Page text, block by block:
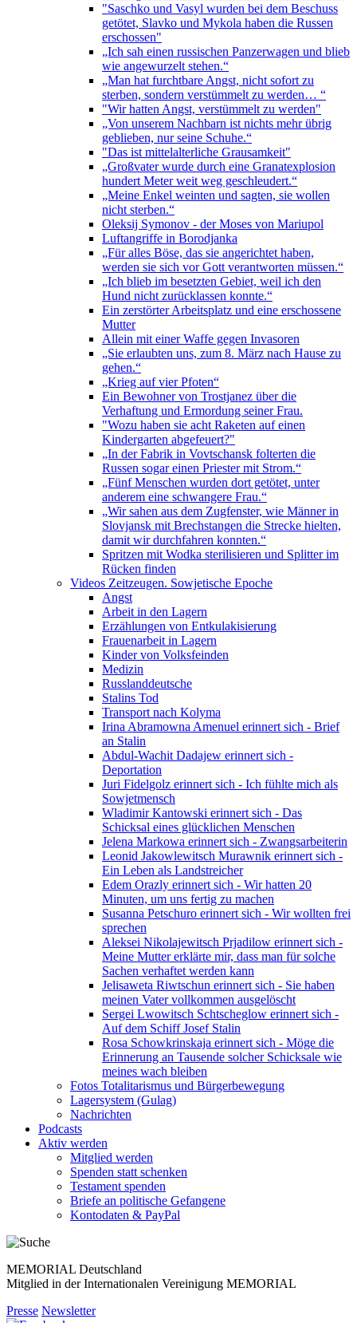
"Saschko und Vasyl wurden bei dem Beschuss
getötet, Slavko und Mykola haben die Russen
erschossen"
„Ich sah einen russischen Panzerwagen und blieb
wie angewurzelt stehen.“
„Man hat furchtbare Angst, nicht sofort zu
sterben, sondern verstümmelt zu werden… “
"Wir hatten Angst, verstümmelt zu werden"
„Von unserem Nachbarn ist nichts mehr übrig
geblieben, nur seine Schuhe.“
"Das ist mittelalterliche Grausamkeit"
„Großvater wurde durch eine Granatexplosion
hundert Meter weit weg geschleudert.“
„Meine Enkel weinten und sagten, sie wollen
nicht sterben.“
Oleksij Symonov - der Moses von Mariupol
Luftangriffe in Borodjanka
„Für alles Böse, das sie angerichtet haben,
werden sie sich vor Gott verantworten müssen.“
„Ich blieb im besetzten Gebiet, weil ich den
Hund nicht zurücklassen konnte.“
Ein zerstörter Arbeitsplatz und eine erschossene
Mutter
Allein mit einer Waffe gegen Invasoren
„Sie erlaubten uns, zum 8. März nach Hause zu
gehen.“
„Krieg auf vier Pfoten“
Ein Bewohner von Trostjanez über die
Verhaftung und Ermordung seiner Frau.
"Wozu haben sie acht Raketen auf einen
Kindergarten abgefeuert?"
„In der Fabrik in Vovtschansk folterten die
Russen sogar einen Priester mit Strom.“
„Fünf Menschen wurden dort getötet, unter
anderem eine schwangere Frau.“
„Wir sahen aus dem Zugfenster, wie Männer in
Slovjansk mit Brechstangen die Strecke hielten,
damit wir durchfahren konnten.“
Spritzen mit Wodka sterilisieren und Splitter im
Rücken finden
Videos Zeitzeugen. Sowjetische Epoche
Angst
Arbeit in den Lagern
Erzählungen von Entkulakisierung
Frauenarbeit in Lagern
Kinder von Volksfeinden
Medizin
Russlanddeutsche
Stalins Tod
Transport nach Kolyma
Irina Abramowna Amenuel erinnert sich - Brief
an Stalin
Abdul-Wachit Dadajew erinnert sich -
Deportation
Juri Fidelgolz erinnert sich - Ich fühlte mich als
Sowjetmensch
Wladimir Kantowski erinnert sich - Das
Schicksal eines glücklichen Menschen
Jelena Markowa erinnert sich - Zwangsarbeiterin
Leonid Jakowlewitsch Murawnik erinnert sich -
Ein Leben als Landstreicher
Edem Orazly erinnert sich - Wir hatten 20
Minuten, um uns fertig zu machen
Susanna Petschuro erinnert sich - Wir wollten frei
sprechen
Aleksei Nikolajewitsch Prjadilow erinnert sich -
Meine Mutter erklärte mir, dass man für solche
Sachen verhaftet werden kann
Jelisaweta Riwtschun erinnert sich - Sie haben
meinen Vater vollkommen ausgelöscht
Sergei Lwowitsch Schtscheglow erinnert sich -
Auf dem Schiff Josef Stalin
Rosa Schowkrinskaja erinnert sich - Möge die
Erinnerung an Tausende solcher Schicksale wie
meines wach bleiben
Fotos Totalitarismus und Bürgerbewegung
Lagersystem (Gulag)
Nachrichten
Podcasts
Aktiv werden
Mitglied werden
Spenden statt schenken
Testament spenden
Briefe an politische Gefangene
Kontodaten & PayPal
MEMORIAL Deutschland
Mitglied in der Internationalen Vereinigung MEMORIAL
Presse Newsletter